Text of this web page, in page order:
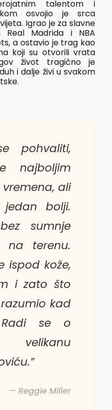
talentom i
osvojio je srca
Igrao je za slavne
Real Madrida i NBA
a ostavio je trag kao
koji su otvorili vrata
život tragično je
i dalje živi u svakom
pohvaliti,
najboljim
ali
bolji.
sumnje
na terenu.
ispod kože,
i zato što
kad
se o
velikanu
— Reggie Miller